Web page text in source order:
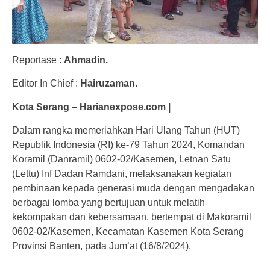
Reportase : Ahmadin.
Editor In Chief : Hairuzaman.
Kota Serang – Harianexpose.com |
Dalam rangka memeriahkan Hari Ulang Tahun (HUT)
Republik Indonesia (RI) ke-79 Tahun 2024, Komandan
Koramil (Danramil) 0602-02/Kasemen, Letnan Satu
(Lettu) Inf Dadan Ramdani, melaksanakan kegiatan
pembinaan kepada generasi muda dengan mengadakan
berbagai lomba yang bertujuan untuk melatih
kekompakan dan kebersamaan, bertempat di Makoramil
0602-02/Kasemen, Kecamatan Kasemen Kota Serang
Provinsi Banten, pada Jum’at (16/8/2024).